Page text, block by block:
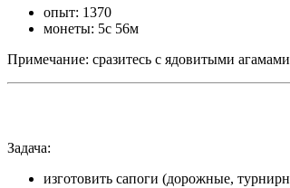
опыт: 1370
монеты: 5с 56м
Примечание: сразитесь с ядовитыми
Задача:
изготовить сапоги (дорожные,